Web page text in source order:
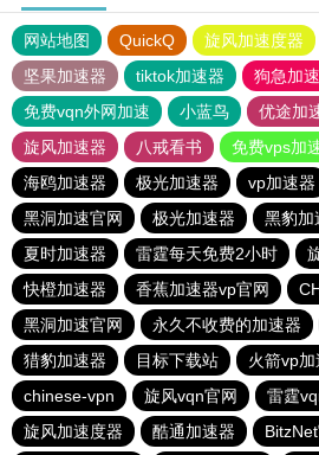
网站地图 QuickQ 旋风加速度器
坚果加速器
tiktok加速器
狗急加
免费vqn外网加速
小蓝鸟 优途加
旋风加速器
八戒看书
免费vps加
海鸥加速器
极光加速器 vp加速器
黑洞加速官网
极光加速器 黑豹加
夏时加速器
雷霆每天免费2小时
快橙加速器
香蕉加速器vp官网
黑洞加速官网
永久不收费的加速器
猎豹加速器
目标下载站
火箭vp
chinese-vpn
旋风vqn官网 雷霆
旋风加速度器
酷通加速器